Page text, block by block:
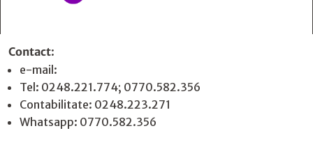
Contact:
e-mail:
Tel: 0248.221.774; 0770.582.356
Contabilitate: 0248.223.271
Whatsapp: 0770.582.356